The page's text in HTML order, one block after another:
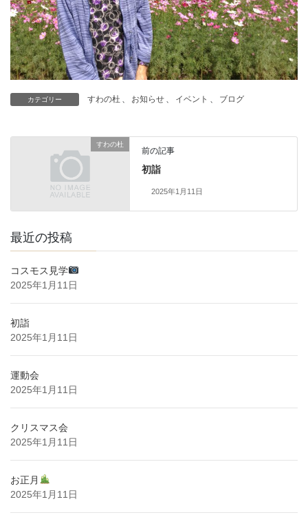
カテゴリー すわの杜 、 お知らせ 、 イベント 、 ブログ
すわの杜
前の記事
初詣
2025年1月11日
最近の投稿
コスモス見学
2025年1月11日
初詣
2025年1月11日
運動会
2025年1月11日
クリスマス会
2025年1月11日
お正月
2025年1月11日